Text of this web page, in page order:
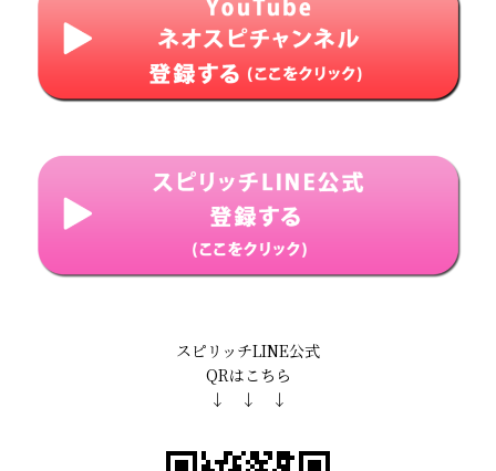
スピリッチLINE公式
QRはこちら
↓ ↓ ↓